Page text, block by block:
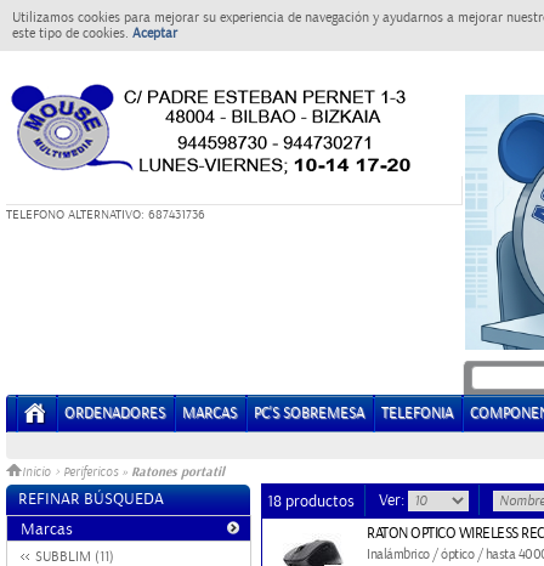
Utilizamos cookies para mejorar su experiencia de navegación y ayudarnos a mejorar
este tipo de cookies. Aceptar
TELEFONO ALTERNATIVO: 687431736
ORDENADORES MARCAS PC'S SOBREMESA TELEFONIA
Inicio > Perifericos » Ratones portatil
REFINAR BÚSQUEDA
Marcas
SUBBLIM (11)
18 productos Ver:
RATON OPTICO WIRELESS
Inalámbrico / óptico / hasta